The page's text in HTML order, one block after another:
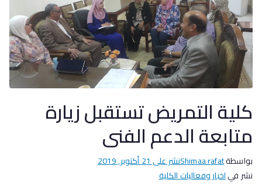
كلية التمريض تستقبل زيارة
متابعة الدعم الفنى
بواسطةShimaa rafatنشر على21 أكتوبر, 2019
نشر فياخبار وفعاليات الكلية